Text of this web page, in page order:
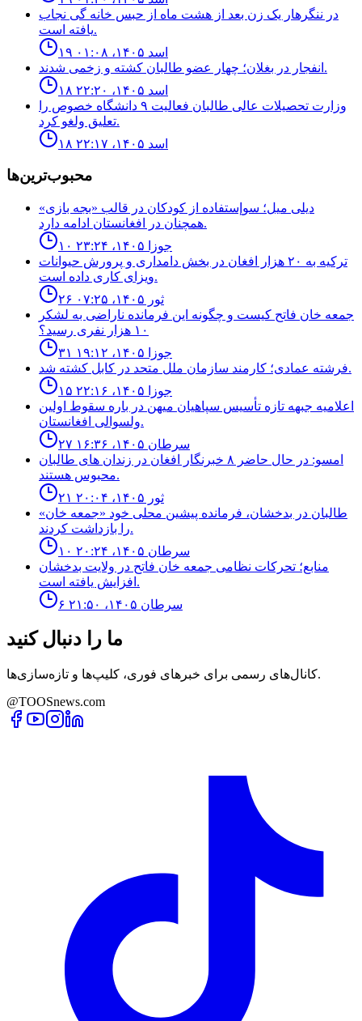
در ننگرهار یک زن بعد از هشت ماه از حبس خانه گی نجاب
یافته است.
۱۹ اسد ۱۴۰۵، ۰۱:۰۸
انفجار در بغلان؛ چهار عضو طالبان كشته و زخمى شدند.
۱۸ اسد ۱۴۰۵، ۲۲:۲۰
وزارت تحصيلات عالى طالبان فعاليت ٩ دانشگاه خصوص را
تعليق ولغو كرد.
۱۸ اسد ۱۴۰۵، ۲۲:۱۷
محبوب‌ترین‌ها
ديلى ميل؛ سوإستفاده از كودكان در قالب «بجه بازى»
همچنان در افغانستان ادامه دارد.
۱۰ جوزا ۱۴۰۵، ۲۳:۲۴
ترکیه به ۲۰ هزار افغان در بخش دامداری و پرورش حیوانات
ویزای کاری داده است.
۲۶ ثور ۱۴۰۵، ۰۷:۲۵
جمعه خان فاتح كيست و چگونه اين فرمانده ناراضى به لشكر
١٠ هزار نفرى رسيد؟
۳۱ جوزا ۱۴۰۵، ۱۹:۱۲
فرشته عمادى؛ كارمند سازمان ملل متحد در كابل كشته شد.
۱۵ جوزا ۱۴۰۵، ۲۲:۱۶
اعلاميه جبهه تازه تأسيس سپاهيان ميهن در باره سقوط اولين
ولسوالى افغانستان.
۲۷ سرطان ۱۴۰۵، ۱۶:۳۶
امسو: در حال حاضر ۸ خبرنگار افغان در زندان‌ های طالبان
محبوس هستند.
۲۱ ثور ۱۴۰۵، ۲۰:۰۴
طالبان در بدخشان، فرمانده پیشین محلی خود «جمعه خان»
را بازداشت کردند.
۱۰ سرطان ۱۴۰۵، ۲۰:۲۴
منابع؛ تحركات نظامى جمعه خان فاتح در ولايت بدخشان
افزايش يافته است.
۶ سرطان ۱۴۰۵، ۲۱:۵۰
ما را دنبال کنید
کانال‌های رسمی برای خبرهای فوری، کلیپ‌ها و تازه‌سازی‌ها.
@TOOSnews.com